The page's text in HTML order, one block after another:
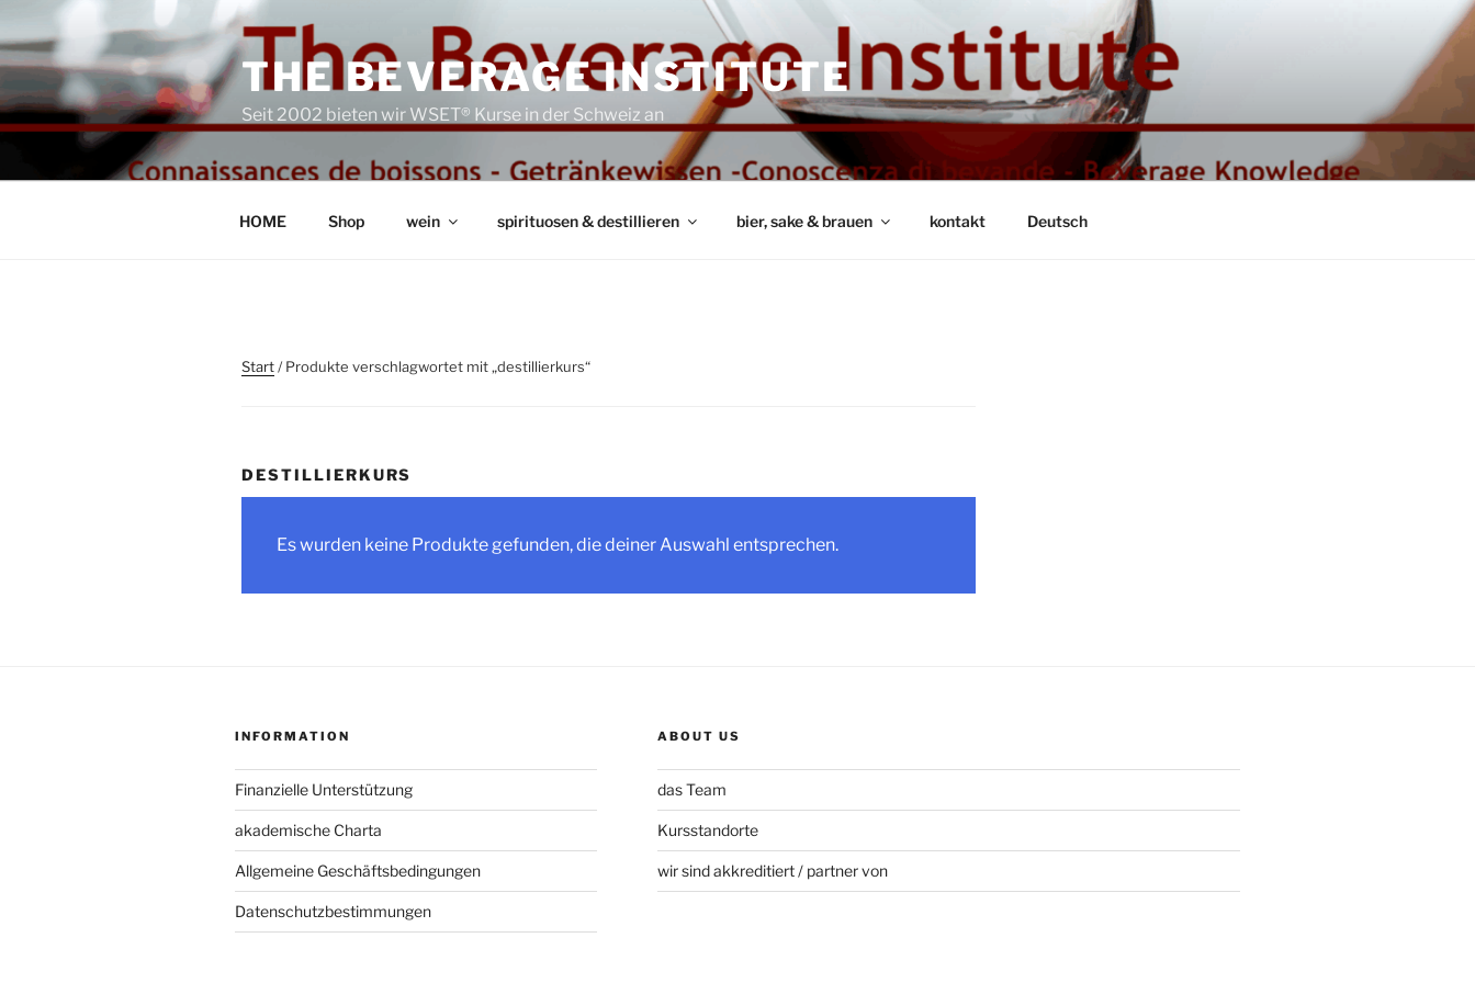
Inhalt
springen
THE BEVERAGE INSTITUTE
Seit 2002 bieten wir WSET® Kurse in der Schweiz an
HOME Shop wein spirituosen & destillieren bier, sake & brauen kontakt Deutsch
Start/ Produkte verschlagwortet mit „destillierkurs“
DESTILLIERKURS
Es wurden keine Produkte gefunden, die deiner Auswahl entsprechen.
INFORMATION
Finanzielle Unterstützung
akademische Charta
Allgemeine Geschäftsbedingungen
Datenschutzbestimmungen
ABOUT US
das Team
Kursstandorte
wir sind akkreditiert / partner von